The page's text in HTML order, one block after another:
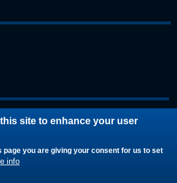
site to enhance your user
you are giving your consent for us to set
info